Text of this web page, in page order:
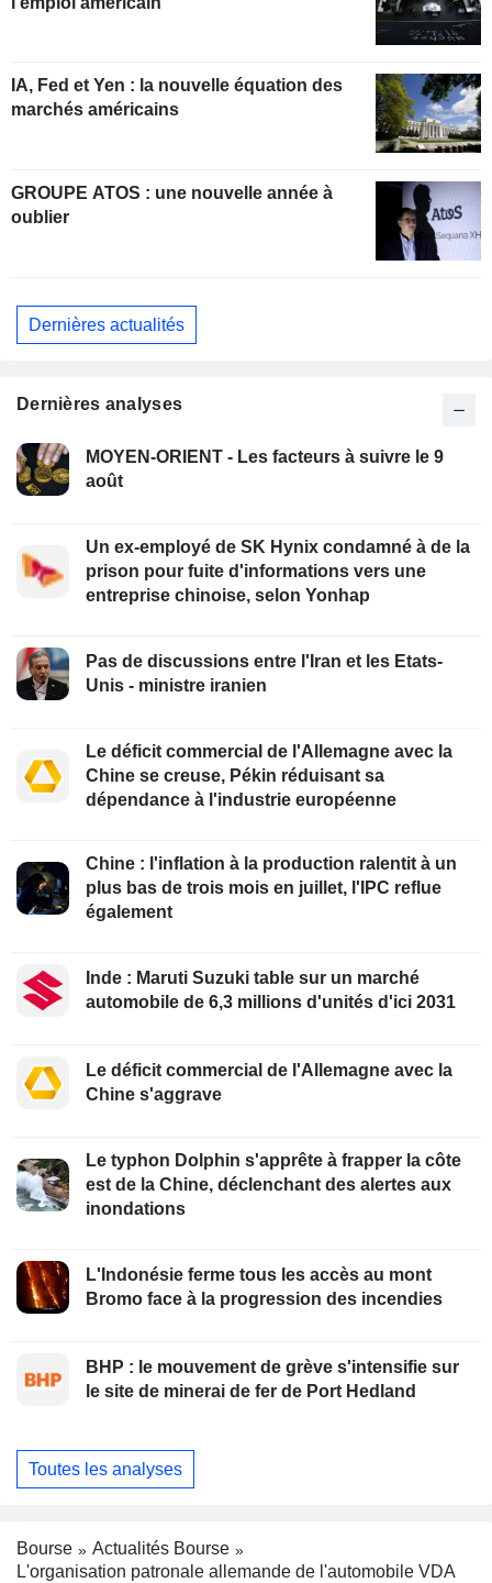
IA, Fed et Yen : la nouvelle équation des
marchés américains
GROUPE ATOS : une nouvelle année à
oublier
Dernières actualités
Dernières analyses
MOYEN-ORIENT - Les facteurs à suivre le 9
août
Un ex-employé de SK Hynix condamné à de la
prison pour fuite d'informations vers une
entreprise chinoise, selon Yonhap
Pas de discussions entre l'Iran et les Etats-
Unis - ministre iranien
Le déficit commercial de l'Allemagne avec la
Chine se creuse, Pékin réduisant sa
dépendance à l'industrie européenne
Chine : l'inflation à la production ralentit à un
plus bas de trois mois en juillet, l'IPC reflue
également
Inde : Maruti Suzuki table sur un marché
automobile de 6,3 millions d'unités d'ici 2031
Le déficit commercial de l'Allemagne avec la
Chine s'aggrave
Le typhon Dolphin s'apprête à frapper la côte
est de la Chine, déclenchant des alertes aux
inondations
L'Indonésie ferme tous les accès au mont
Bromo face à la progression des incendies
BHP : le mouvement de grève s'intensifie sur
le site de minerai de fer de Port Hedland
Toutes les analyses
Bourse
Actualités Bourse
L'organisation patronale allemande de l'automobile VDA